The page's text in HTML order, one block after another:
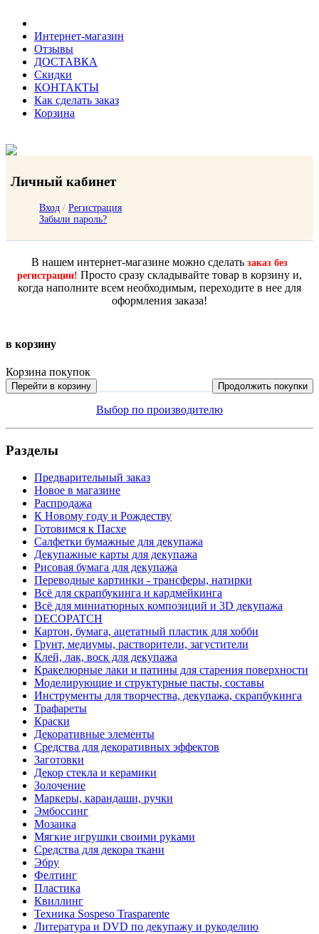
Интернет-магазин
Отзывы
ДОСТАВКА
Скидки
КОНТАКТЫ
Как сделать заказ
Корзина
Личный кабинет
Вход / Регистрация
Забыли пароль?
В нашем интернет-магазине можно сделать заказ без
регистрации! Просто сразу складывайте товар в корзину и,
когда наполните всем необходимым, переходите в нее для
оформления заказа!
в корзину
Корзина покупок
Перейти в корзину Продолжить покупки
Выбор по производителю
Разделы
Предварительный заказ
Новое в магазине
Распродажа
К Новому году и Рождеству
Готовимся к Пасхе
Салфетки бумажные для декупажа
Декупажные карты для декупажа
Рисовая бумага для декупажа
Переводные картинки - трансферы, натирки
Всё для скрапбукинга и кардмейкинга
Всё для миниатюрных композиций и 3D декупажа
DECOPATCH
Картон, бумага, ацетатный пластик для хобби
Грунт, медиумы, растворители, загустители
Клей, лак, воск для декупажа
Кракелюрные лаки и патины для старения поверхности
Моделирующие и структурные пасты, составы
Инструменты для творчества, декупажа, скрапбукинга
Трафареты
Краски
Декоративные элементы
Средства для декоративных эффектов
Заготовки
Декор стекла и керамики
Золочение
Маркеры, карандаши, ручки
Эмбоссинг
Мозаика
Мягкие игрушки своими руками
Средства для декора ткани
Эбру
Фелтинг
Пластика
Квиллинг
Техника Sospeso Trasparente
Литература и DVD по декупажу и рукоделию